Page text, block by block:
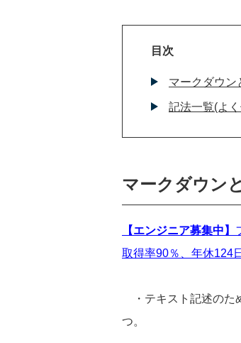
目次
マークダウン
記法一覧(よ
マークダウン
【エンジニア募集中】
取得率90％、年休
・テキスト記述のた
つ。